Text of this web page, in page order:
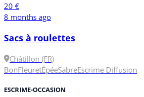
20 €
8 months ago
Sacs à roulettes
Châtillon (FR)
BonFleuretÉpéeSabreEscrime Diffusion
ESCRIME-OCCASION